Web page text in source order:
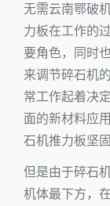
无需云南鄂破
力板在工作的
要角色，同时
来调节碎石机
常工作起着决
面的新材料应
石机推力板坚
但是由于碎石
机体最下方，